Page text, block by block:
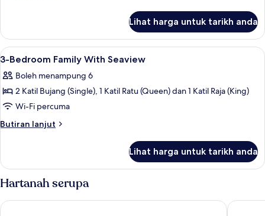
Seaview
Room
Lihat harga untuk tarikh anda
Lihat
semua
foto
untuk
3-
Bedroom
Seaview
Bar mini, meja, ruang kerja
29
3-Bedroom Family With Seaview
Boleh menampung 6
2 Katil Bujang (Single), 1 Katil Ratu (Queen) dan 1 Katil Raja (King)
Wi-Fi percuma
Butiran lanjut
Butiran
Bedroom
Family
With
Seaview
Lihat harga untuk tarikh anda
Hartanah serupa
The SIGAR Hotel at Sutera Bay Le